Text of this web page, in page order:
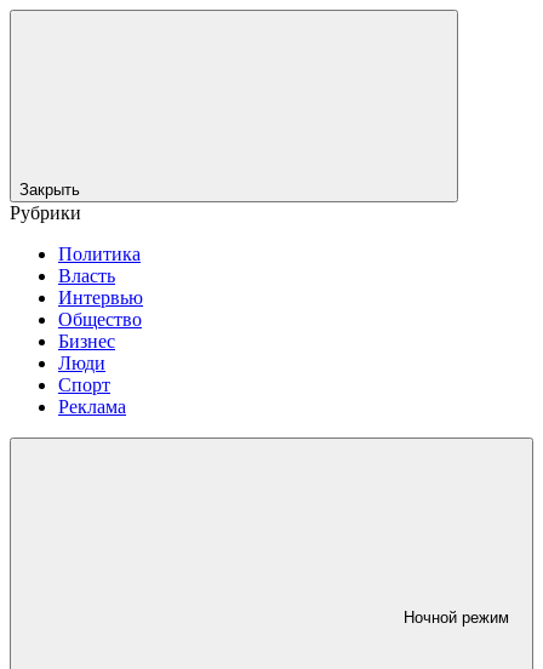
Закрыть
Рубрики
Политика
Власть
Интервью
Общество
Бизнес
Люди
Спорт
Реклама
Ночной режим